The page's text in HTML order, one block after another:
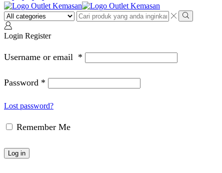
Search
input
Search
Login Register
Username or email *
Password *
Lost password?
Remember Me
Log in